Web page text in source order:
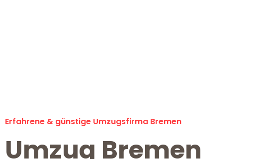
Erfahrene & günstige Umzugsfirma Bremen
Umzug Bremen